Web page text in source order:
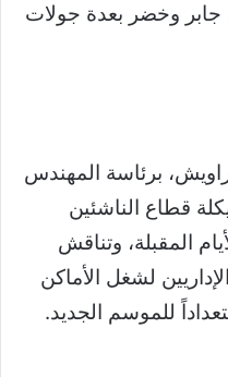
جابر وخضر بعدة جولات
برئاسة المهندس
قطاع الناشئين
المقبلة، وتناقش
لشغل الأماكن
للموسم الجديد.